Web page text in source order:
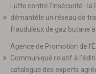
Lutte contre l’insécurité :
démantèle un réseau de
frauduleux de gaz butane
Agence de Promotion de
Communiqué relatif à
catalogue des experts